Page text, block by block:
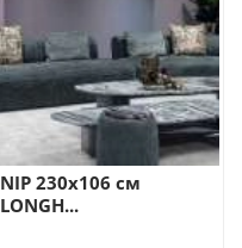
NIP 230х106 см
LONGH...